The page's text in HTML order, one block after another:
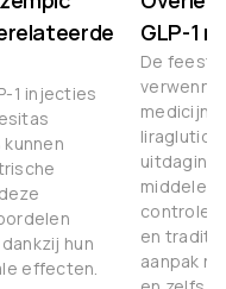
1 injecties
hun
effecten.
GLP-1
De
middelen
controle
en
aanpak